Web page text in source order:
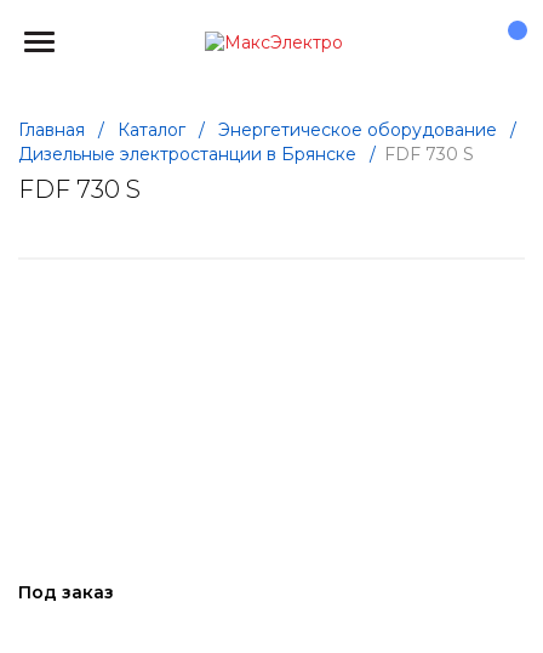
Главная / Каталог / Энергетическое оборудование
/
Дизельные электростанции в Брянске
/ FDF 730 S
FDF 730 S
Под заказ